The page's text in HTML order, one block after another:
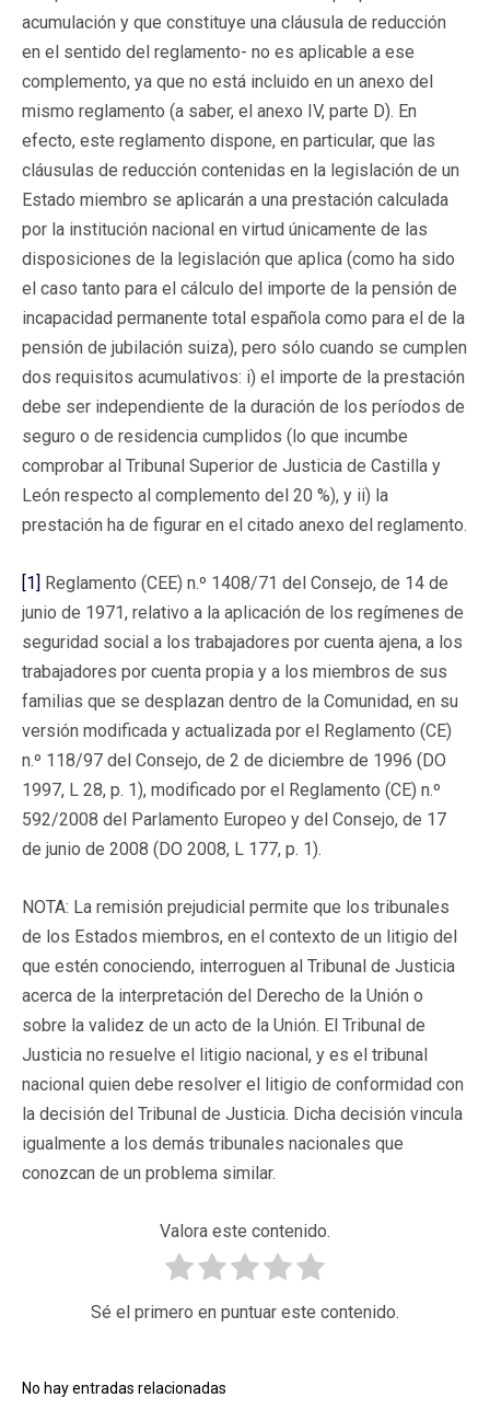
acumulación y que constituye una cláusula de reducción
en el sentido del reglamento- no es aplicable a ese
complemento, ya que no está incluido en un anexo del
mismo reglamento (a saber, el anexo IV, parte D). En
efecto, este reglamento dispone, en particular, que las
cláusulas de reducción contenidas en la legislación de un
Estado miembro se aplicarán a una prestación calculada
por la institución nacional en virtud únicamente de las
disposiciones de la legislación que aplica (como ha sido
el caso tanto para el cálculo del importe de la pensión de
incapacidad permanente total española como para el de la
pensión de jubilación suiza), pero sólo cuando se cumplen
dos requisitos acumulativos: i) el importe de la prestación
debe ser independiente de la duración de los períodos de
seguro o de residencia cumplidos (lo que incumbe
comprobar al Tribunal Superior de Justicia de Castilla y
León respecto al complemento del 20 %), y ii) la
prestación ha de figurar en el citado anexo del reglamento.
[1] Reglamento (CEE) n.º 1408/71 del Consejo, de 14 de
junio de 1971, relativo a la aplicación de los regímenes de
seguridad social a los trabajadores por cuenta ajena, a los
trabajadores por cuenta propia y a los miembros de sus
familias que se desplazan dentro de la Comunidad, en su
versión modificada y actualizada por el Reglamento (CE)
n.º 118/97 del Consejo, de 2 de diciembre de 1996 (DO
1997, L 28, p. 1), modificado por el Reglamento (CE) n.º
592/2008 del Parlamento Europeo y del Consejo, de 17
de junio de 2008 (DO 2008, L 177, p. 1).
NOTA: La remisión prejudicial permite que los tribunales
de los Estados miembros, en el contexto de un litigio del
que estén conociendo, interroguen al Tribunal de Justicia
acerca de la interpretación del Derecho de la Unión o
sobre la validez de un acto de la Unión. El Tribunal de
Justicia no resuelve el litigio nacional, y es el tribunal
nacional quien debe resolver el litigio de conformidad con
la decisión del Tribunal de Justicia. Dicha decisión vincula
igualmente a los demás tribunales nacionales que
conozcan de un problema similar.
Valora este contenido.
Sé el primero en puntuar este contenido.
No hay entradas relacionadas